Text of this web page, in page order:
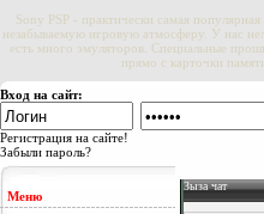
Sony PSP - практически самая
незабываемую игровую атмосферу. У нас
есть много эмуляторов. Специальные
прямо с карточки
Вход на сайт:
Регистрация на сайте!
Забыли пароль?
Меню
Зыза чат